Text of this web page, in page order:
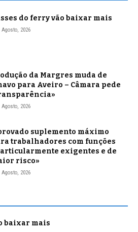
do ferry vão baixar mais
Agosto, 2026
da Margres muda de
para Aveiro – Câmara pede
Agosto, 2026
suplemento máximo
trabalhadores com funções
exigentes e de
risco»
Agosto, 2026
baixar mais